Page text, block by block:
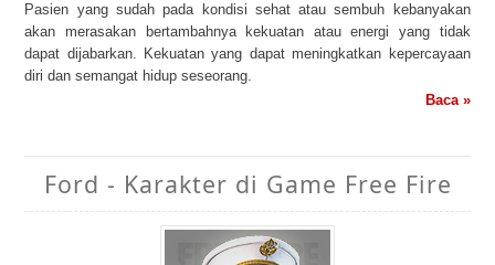
Pasien yang sudah pada kondisi sehat atau sembuh kebanyakan
akan merasakan bertambahnya kekuatan atau energi yang tidak
dapat dijabarkan. Kekuatan yang dapat meningkatkan kepercayaan
diri dan semangat hidup seseorang.
Baca »
Ford - Karakter di Game Free Fire